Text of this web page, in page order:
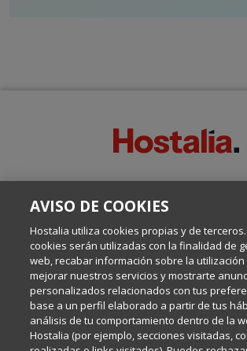
Escrito por el equipo de Comunicación de
Internet y Tecnología.
Política de privacidad
Política de cookies
AVISO DE COOKIES
Hostalia utiliza cookies propias y de terceros.
cookies serán utilizadas con la finalidad de
web, recabar información sobre la utilización
mejorar nuestros servicios y mostrarte
personalizados relacionados con tus
base a un perfil elaborado a partir de tus
análisis de tu comportamiento dentro de la
Hostalia (por ejemplo, secciones visitadas,